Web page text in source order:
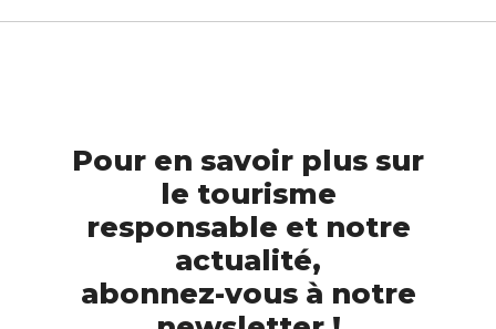
Pour en savoir plus sur
le tourisme
responsable et notre
actualité,
abonnez-vous à notre